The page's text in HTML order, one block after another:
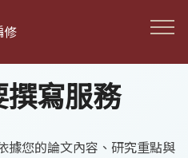
修
寫服務
據您的論文內容、研究重點與